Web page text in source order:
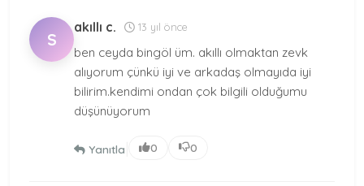
S
akıllı c. 13 yıl önce
ben ceyda bingöl üm. akıllı olmaktan zevk
alıyorum çünkü iyi ve arkadaş olmayıda iyi
bilirim.kendimi ondan çok bilgili olduğumu
düşünüyorum
Yanıtla 0 0